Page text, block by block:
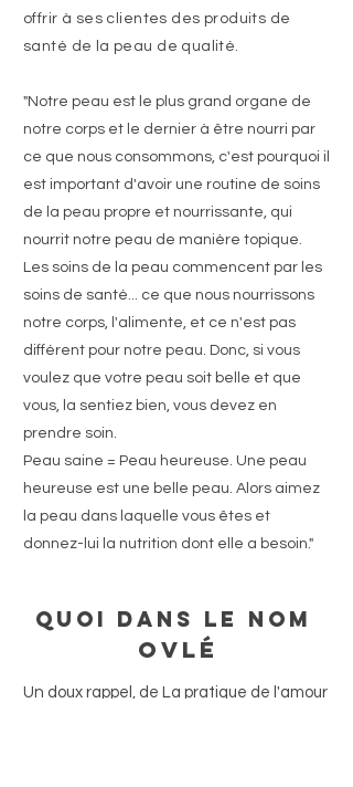
offrir à ses clientes des produits de
santé de la peau de qualité.
"Notre peau est le plus grand organe de
notre corps et le dernier à être nourri par
ce que nous consommons, c'est pourquoi il
est important d'avoir une routine de soins
de la peau propre et nourrissante, qui
nourrit notre peau de manière topique.
Les soins de la peau commencent par les
soins de santé... ce que nous nourrissons
notre corps, l'alimente, et ce n'est pas
différent pour notre peau. Donc, si vous
voulez que votre peau soit belle et que
vous, la sentiez bien, vous devez en
prendre soin.
Peau saine = Peau heureuse. Une peau
heureuse est une belle peau. Alors aimez
la peau dans laquelle vous êtes et
donnez-lui la nutrition dont elle a besoin."
quoi dans le nom
Ovlé
Un doux rappel, de La pratique de l'amour